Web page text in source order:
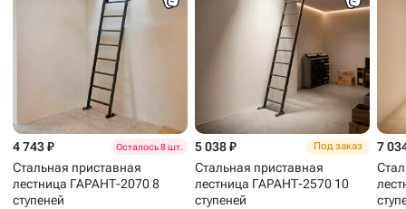
4 743 ₽ Осталось 8 шт.
Стальная приставная
лестница ГАРАНТ-2070 8
ступеней
5 038 ₽ Под заказ
Стальная приставная
лестница ГАРАНТ-2570 10
ступеней
7